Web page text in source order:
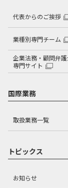
代表からのご挨拶
業種別専門チーム
企業法務・顧問弁護
専門サイト
国際業務
取扱業務一覧
トピックス
お知らせ